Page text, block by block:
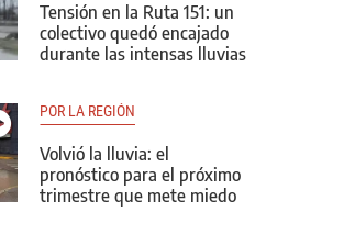
Tensión en la Ruta 151: un
colectivo quedó encajado
durante las intensas lluvias
POR LA REGIÓN
Volvió la lluvia: el
pronóstico para el próximo
trimestre que mete miedo